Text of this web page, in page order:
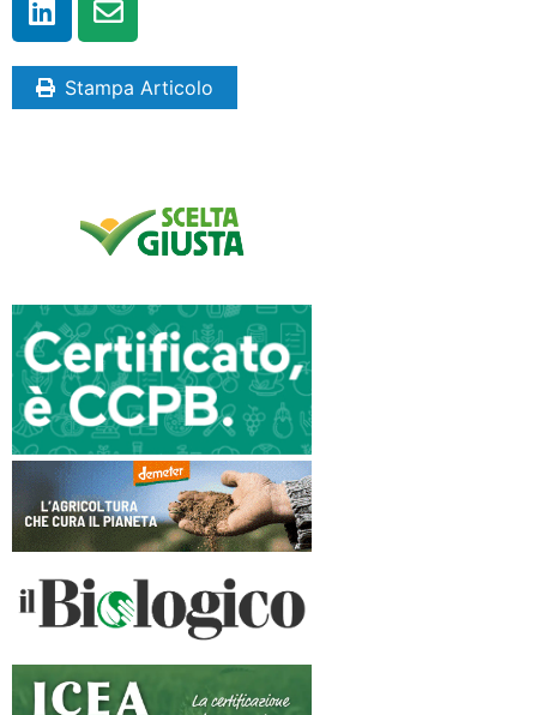
Stampa Articolo